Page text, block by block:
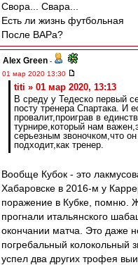
Свора... Свара...
Есть ли жизнь футбольная
После ВАРа?
Alex Green -
01 мар 2020 13:30
titi » 01 мар 2020, 13:13
В среду у Тедеско первый
посту тренера Спартака. И
провалит,проиграв в
турнире,который нам
серьезным звоночком,что
подходит,как тренер.
Вообще Кубок - это
Хабаровске в 2016-м у
поражение в Кубке, помню.
прогнали итальянского
окончании матча. Это даже
погребальный колокольный
успел два других трофея